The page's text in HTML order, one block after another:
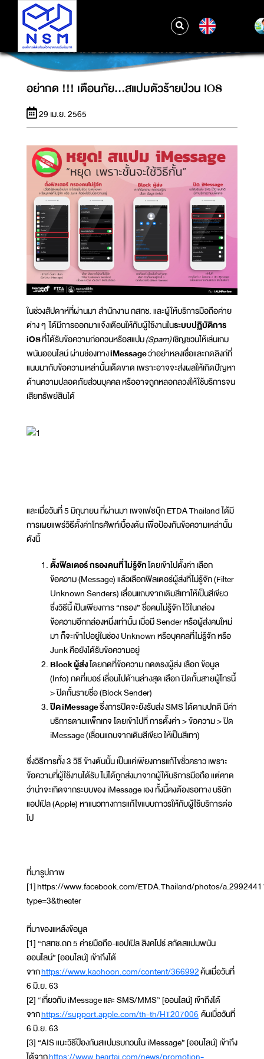
อย่ากด !!! เตือนภัย…สแปมตัวร้ายป่วน IOS
อย่ากด !!! เตือนภัย…สแปมตัวร้ายป่วน IOS
29 เม.ย. 2565
ในช่วงสัปดาห์ที่ผ่านมา สำนักงาน กสทช. และผู้ให้บริการมือถือค่าย
ต่าง ๆ ได้มีการออกมาแจ้งเตือนให้กับผู้ใช้งานในระบบปฏิบัติการ
iOSที่ได้รับข้อความก่อกวนหรือสแปม(Spam)เชิญชวนให้เล่นเกม
พนันออนไลน์ ผ่านช่องทางiMessageว่าอย่าหลงเชื่อและกดลิงก์ที่
แนบมากับข้อความเหล่านั้นเด็ดขาด เพราะอาจจะส่งผลให้เกิดปัญหา
ด้านความปลอดภัยส่วนบุคคล หรืออาจถูกหลอกลวงให้ใช้บริการจน
เสียทรัพย์สินได้
และเมื่อวันที่ 5 มิถุนายน ที่ผ่านมา เพจเฟซบุ๊ก ETDA Thailand ได้มี
การเผยแพร่วิธีตั้งค่าโทรศัพท์เบื้องต้น เพื่อป้องกันข้อความเหล่านั้น
ดังนี้
ตั้งฟิลเตอร์ กรองคนที่ไม่รู้จักโดยเข้าไปตั้งค่า เลือก
ข้อความ (Message) แล้วเลือกฟิลเตอร์ผู้ส่งที่ไม่รู้จัก (Filter
Unknown Senders) เลื่อนแถบจากเดิมสีเทาให้เป็นสีเขียว
ซึ่งวิธีนี้ เป็นเพียงการ “กรอง” ชื่อคนไม่รู้จัก ไว้ในกล่อง
ข้อความอีกกล่องหนึ่งเท่านั้น เมื่อมี Sender หรือผู้ส่งคนใหม่
มา ก็จะเข้าไปอยู่ในช่อง Unknown หรือบุคคลที่ไม่รู้จัก หรือ
Junk คือยังได้รับข้อความอยู่
Block ผู้ส่งโดยกดที่ข้อความ กดตรงผู้ส่ง เลือก ข้อมูล
(Info) กดที่เบอร์ เลื่อนไปด้านล่างสุด เลือก ปิดกั้นสายผู้โทรนี้
> ปิดกั้นรายชื่อ (Block Sender)
ปิดiMessageซึ่งการปิดจะยังรับส่ง SMS ได้ตามปกติ มีค่า
บริการตามแพ็กเกจ โดยเข้าไปที่ การตั้งค่า > ข้อความ > ปิด
iMessage (เลื่อนแถบจากเดิมสีเขียว ให้เป็นสีเทา)
ซึ่งวิธีการทั้ง 3 วิธี ข้างต้นนั้น เป็นแค่เพียงการแก้ไขชั่วคราว เพราะ
ข้อความที่ผู้ใช้งานได้รับ ไม่ได้ถูกส่งมาจากผู้ให้บริการมือถือ แต่คาด
ว่าน่าจะเกิดจากระบบของ iMessage เอง ทั้งนี้คงต้องรอทาง บริษัท
แอปเปิล (Apple) หาแนวทางการแก้ไขแบบถาวรให้กับผู้ใช้บริการต่อ
ไป
ที่มารูปภาพ
[1] https://www.facebook.com/ETDA.Thailand/photos/
type=3&theater
ที่มาของแหล้งข้อมูล
[1] “กสทช.ถก 5 ค่ายมือถือ-แอปเปิล สิงคโปร์ สกัดสแปมพนัน
ออนไลน์” [ออนไลน์] เข้าถึงได้
จากhttps://www.kaohoon.com/content/366992ค้นเมื่อวันที่
6 มิ.ย. 63
[2] “เกี่ยวกับ iMessage และ SMS/MMS” [ออนไลน์] เข้าถึงได้
จากhttps://support.apple.com/th-th/HT207006ค้นเมื่อวันที่
6 มิ.ย. 63
[3] “AIS แนะวิธีป้องกันสแปมรบกวนใน iMessage” [ออนไลน์] เข้าถึง